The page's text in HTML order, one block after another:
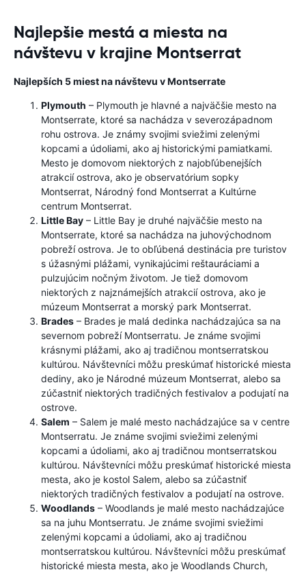
Najlepšie mestá a miesta na
návštevu v krajine Montserrat
Najlepších 5 miest na návštevu v Montserrate
Plymouth – Plymouth je hlavné a najväčšie mesto na
Montserrate, ktoré sa nachádza v severozápadnom
rohu ostrova. Je známy svojimi sviežimi zelenými
kopcami a údoliami, ako aj historickými pamiatkami.
Mesto je domovom niektorých z najobľúbenejších
atrakcií ostrova, ako je observatórium sopky
Montserrat, Národný fond Montserrat a Kultúrne
centrum Montserrat.
Little Bay – Little Bay je druhé najväčšie mesto na
Montserrate, ktoré sa nachádza na juhovýchodnom
pobreží ostrova. Je to obľúbená destinácia pre turistov
s úžasnými plážami, vynikajúcimi reštauráciami a
pulzujúcim nočným životom. Je tiež domovom
niektorých z najznámejších atrakcií ostrova, ako je
múzeum Montserrat a morský park Montserrat.
Brades – Brades je malá dedinka nachádzajúca sa na
severnom pobreží Montserratu. Je známe svojimi
krásnymi plážami, ako aj tradičnou montserratskou
kultúrou. Návštevníci môžu preskúmať historické miesta
dediny, ako je Národné múzeum Montserrat, alebo sa
zúčastniť niektorých tradičných festivalov a podujatí na
ostrove.
Salem – Salem je malé mesto nachádzajúce sa v centre
Montserratu. Je známe svojimi sviežimi zelenými
kopcami a údoliami, ako aj tradičnou montserratskou
kultúrou. Návštevníci môžu preskúmať historické miesta
mesta, ako je kostol Salem, alebo sa zúčastniť
niektorých tradičných festivalov a podujatí na ostrove.
Woodlands – Woodlands je malé mesto nachádzajúce
sa na juhu Montserratu. Je známe svojimi sviežimi
zelenými kopcami a údoliami, ako aj tradičnou
montserratskou kultúrou. Návštevníci môžu preskúmať
historické miesta mesta, ako je Woodlands Church,